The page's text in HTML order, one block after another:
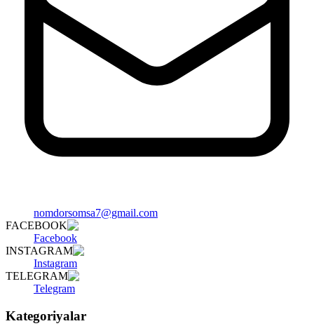
nomdorsomsa7@gmail.com
FACEBOOK
Facebook
INSTAGRAM
Instagram
TELEGRAM
Telegram
Kategoriyalar